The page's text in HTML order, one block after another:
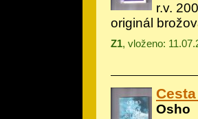
r.v.
originál
Z1, vloženo:
Osho